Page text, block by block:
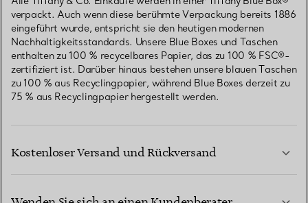
verpackt. Auch wenn diese berühmte Verpackung bereits 1886
eingeführt wurde, entspricht sie den heutigen modernen
Nachhaltigkeitsstandards. Unsere Blue Boxes und Taschen
enthalten zu 100 % recycelbares Papier, das zu 100 % FSC®-
zertifiziert ist. Darüber hinaus bestehen unsere blauen Taschen
zu 100 % aus Recyclingpapier, während Blue Boxes derzeit zu
75 % aus Recyclingpapier hergestellt werden.
Kostenloser Versand und Rückversand